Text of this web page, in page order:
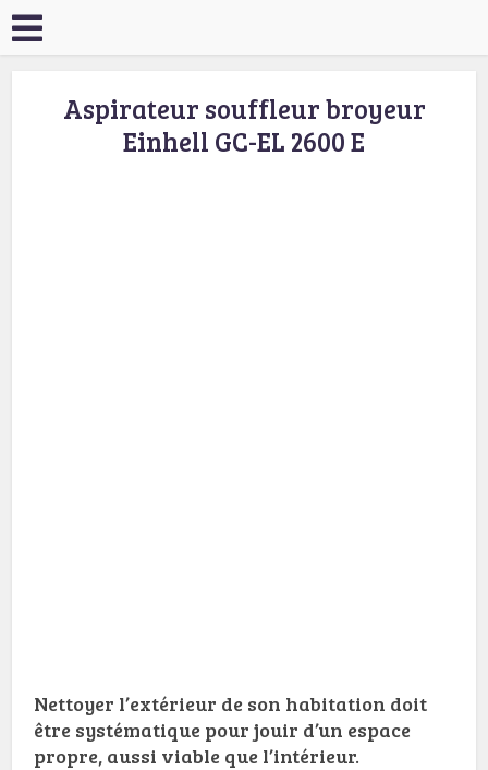
Aspirateur souffleur broyeur
Einhell GC-EL 2600 E
Nettoyer l’extérieur de son habitation doit
être systématique pour jouir d’un espace
propre, aussi viable que l’intérieur.